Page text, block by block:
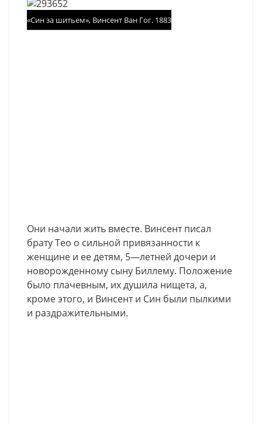
«Син за шитьем», Винсент Ван Гог. 1883
Они начали жить вместе. Винсент писал
братуТео о сильной привязанности к
женщине и еедетям, 5—летней дочери и
новорожденному сыну Биллему. Положение
было плачевным, ихдушила нищета, а,
кромеэтого, и Винсент и Син были пылкими
и раздражительными.